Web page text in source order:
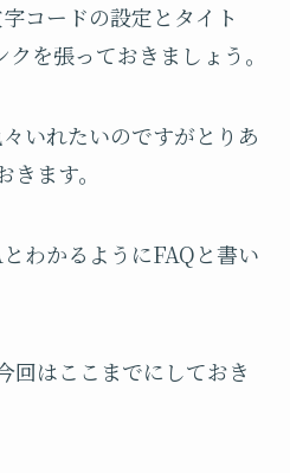
コードの設定とタイト
を張っておきましょう。
いれたいのですがとりあ
ます。
わかるようにFAQと書い
回はここまでにしておき